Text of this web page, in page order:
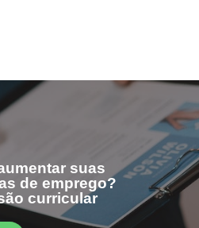
suas
de emprego?
curricular